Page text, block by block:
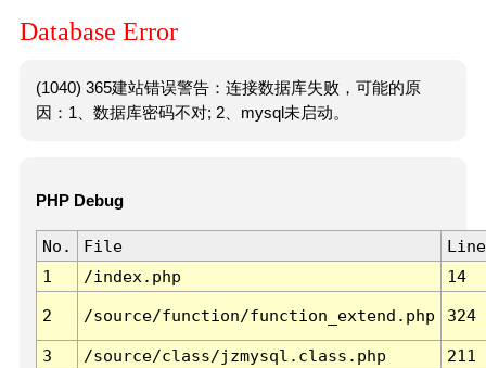
Database Error
(1040) 365建站错误警告：连接数据库失败，可能的原
因：1、数据库密码不对; 2、mysql未启动。
PHP Debug
No. File
Line
1
/index.php 14
2 /source/function/function_extend.php 324
3 /source/class/jzmysql.class.php
211